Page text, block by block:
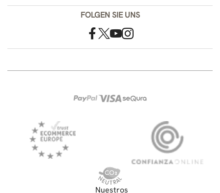
FOLGEN SIE UNS
Nuestros